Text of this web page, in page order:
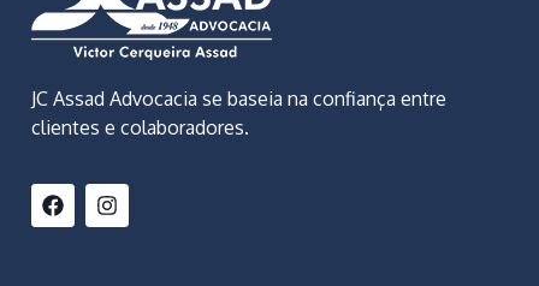
JC Assad Advocacia se baseia na confiança entre
clientes e colaboradores.